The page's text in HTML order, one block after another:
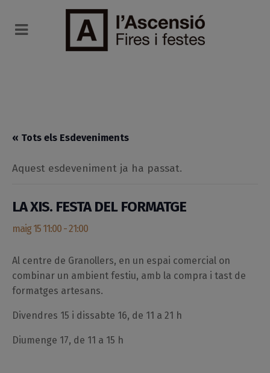
« Tots els Esdeveniments
Aquest esdeveniment ja ha passat.
LA XIS. FESTA DEL FORMATGE
maig 15 11:00 -21:00
Al centre de Granollers, en un espai comercial on
combinar un ambient festiu, amb la compra i tast de
formatges artesans.
Divendres 15 i dissabte 16, de 11 a 21 h
Diumenge 17, de 11 a 15 h